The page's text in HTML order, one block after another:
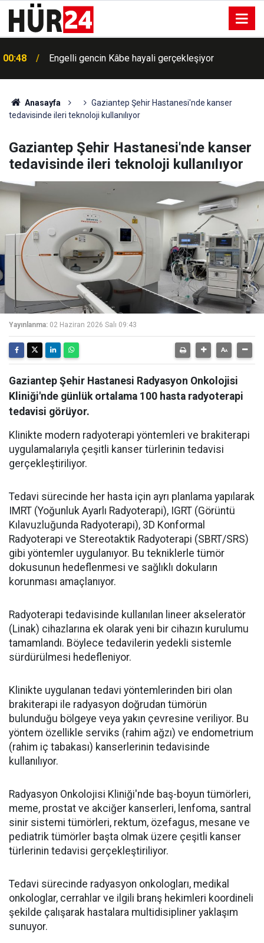
00:48 Engelli gencin Kâbe hayali gerçekleşiyor
Anasayfa
Gaziantep Şehir Hastanesi'nde kanser
tedavisinde ileri teknoloji kullanılıyor
Gaziantep Şehir Hastanesi'nde kanser
tedavisinde ileri teknoloji kullanılıyor
Yayınlanma: 02 Haziran 2026 Salı 09:43
Gaziantep Şehir Hastanesi Radyasyon Onkolojisi
Kliniği'nde günlük ortalama 100 hasta radyoterapi
tedavisi görüyor.
Klinikte modern radyoterapi yöntemleri ve brakiterapi
uygulamalarıyla çeşitli kanser türlerinin tedavisi
gerçekleştiriliyor.
Tedavi sürecinde her hasta için ayrı planlama yapılarak
IMRT (Yoğunluk Ayarlı Radyoterapi), IGRT (Görüntü
Kılavuzluğunda Radyoterapi), 3D Konformal
Radyoterapi ve Stereotaktik Radyoterapi (SBRT/SRS)
gibi yöntemler uygulanıyor. Bu tekniklerle tümör
dokusunun hedeflenmesi ve sağlıklı dokuların
korunması amaçlanıyor.
Radyoterapi tedavisinde kullanılan lineer akseleratör
(Linak) cihazlarına ek olarak yeni bir cihazın kurulumu
tamamlandı. Böylece tedavilerin yedekli sistemle
sürdürülmesi hedefleniyor.
Klinikte uygulanan tedavi yöntemlerinden biri olan
brakiterapi ile radyasyon doğrudan tümörün
bulunduğu bölgeye veya yakın çevresine veriliyor. Bu
yöntem özellikle serviks (rahim ağzı) ve endometrium
(rahim iç tabakası) kanserlerinin tedavisinde
kullanılıyor.
Radyasyon Onkolojisi Kliniği'nde baş-boyun tümörleri,
meme, prostat ve akciğer kanserleri, lenfoma, santral
sinir sistemi tümörleri, rektum, özefagus, mesane ve
pediatrik tümörler başta olmak üzere çeşitli kanser
türlerinin tedavisi gerçekleştiriliyor.
Tedavi sürecinde radyasyon onkologları, medikal
onkologlar, cerrahlar ve ilgili branş hekimleri koordineli
şekilde çalışarak hastalara multidisipliner yaklaşım
sunuyor.